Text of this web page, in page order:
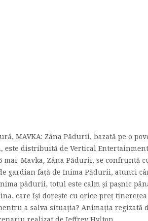
MAVKA: Zâna Pădurii, bazată pe o
distribuită de Vertical
Mavka, Zâna Pădurii, se confruntă
gardian față de Inima Pădurii, atunci
pădurii, totul este calm și pașnic
care își dorește cu orice preț tinerețea
a salva situația? Animația regizată